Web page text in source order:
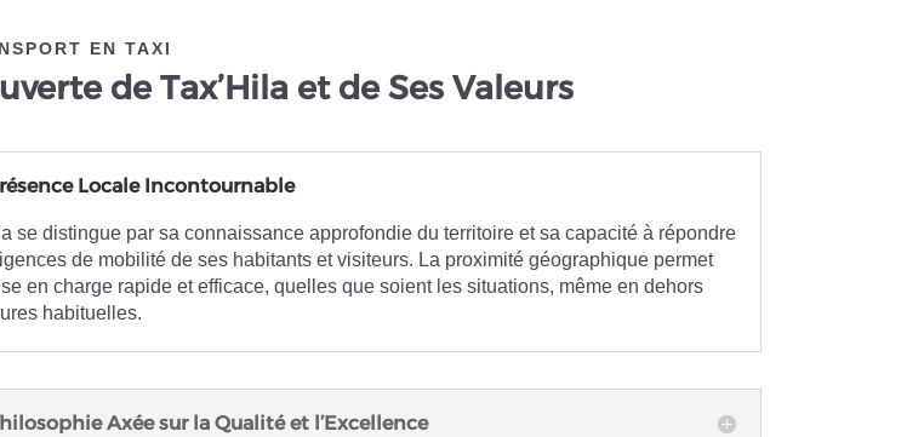
EN TAXI
de Tax’Hila et de Ses Valeurs
Locale Incontournable
se distingue par sa connaissance approfondie du territoire et sa capacité à répondre
de mobilité de ses habitants et visiteurs. La proximité géographique permet
en charge rapide et efficace, quelles que soient les situations, même en dehors
habituelles.
Axée sur la Qualité et l’Excellence